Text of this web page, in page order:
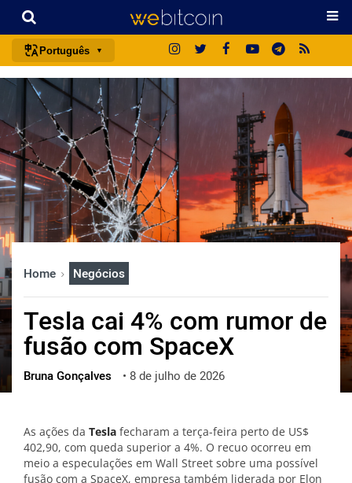
Português
português (BR)
english
español
français
italiano
deutsch
日本語
русский
العربية
ไทย
ქართული
Home Negócios
Tesla cai 4% com rumor de
fusão com SpaceX
Bruna Gonçalves • 8 de julho de 2026
As ações da Tesla fecharam a terça-feira perto de US$
402,90, com queda superior a 4%. O recuo ocorreu em
meio a especulações em Wall Street sobre uma possível
fusão com a SpaceX, empresa também liderada por Elon